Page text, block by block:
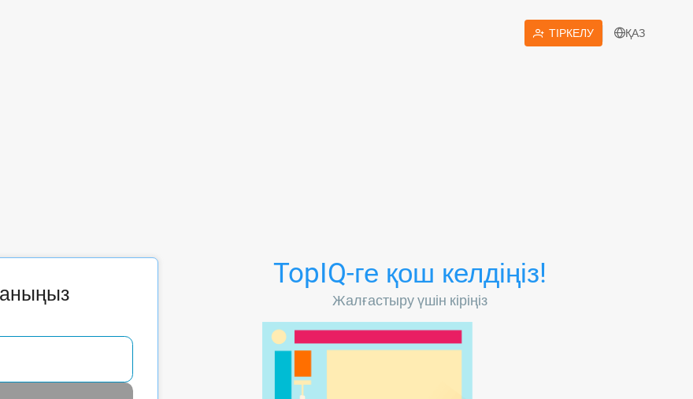
ТІРКЕЛУ ҚАЗ
TopIQ-ге қош келдіңіз!
Жалғастыру үшін кіріңіз